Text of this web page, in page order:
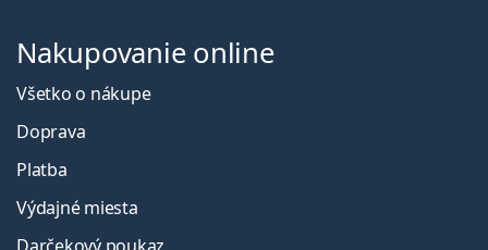
Nakupovanie online
Všetko o nákupe
Doprava
Platba
Výdajné miesta
Darčekový poukaz